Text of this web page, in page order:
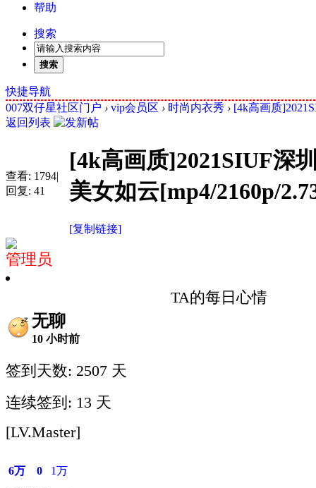
帮助
搜索
搜索
快捷导航
007双仔星社区门户 › vip会员区 › 时尚内衣秀 › [4k高画质
返回列表
查看: 1794|
回复: 41
[4k高画质]2021SIUF深
美女如云[mp4/2160p/
[复制链接]
管理员
TA的每日心情
无聊
10 小时前
签到天数: 2507 天
连续签到: 13 天
[LV.Master]
6万 0 1万